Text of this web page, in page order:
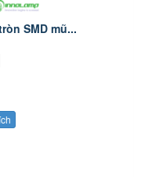
SMD mũ...